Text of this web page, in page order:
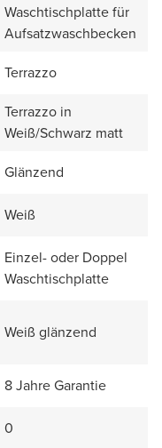
Waschtischplatte für
Aufsatzwaschbecken
Terrazzo
Terrazzo in
Weiß/Schwarz matt
Glänzend
Weiß
Einzel- oder Doppel
Waschtischplatte
Weiß glänzend
8 Jahre Garantie
0